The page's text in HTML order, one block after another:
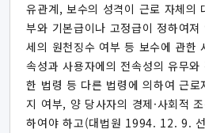
유관계, 보수의 성격이 근로 자체의
부와 기본급이나 고정급이 정하여
세의 원천징수 여부 등 보수에 관한
속성과 사용자에의 전속성의 유무
한 법령 등 다른 법령에 의하여 근로
지 여부, 양 당사자의 경제·사회적
하여야 하고(대법원 1994. 12. 9.